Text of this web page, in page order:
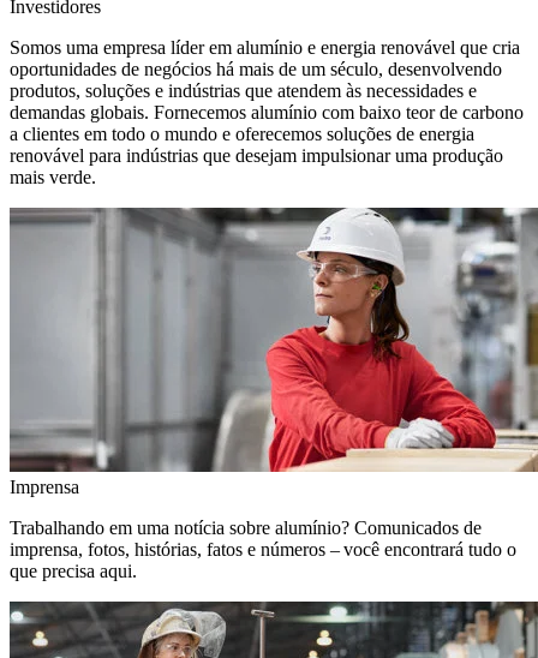
Investidores
Somos uma empresa líder em alumínio e energia renovável que cria
oportunidades de negócios há mais de um século, desenvolvendo
produtos, soluções e indústrias que atendem às necessidades e
demandas globais. Fornecemos alumínio com baixo teor de carbono
a clientes em todo o mundo e oferecemos soluções de energia
renovável para indústrias que desejam impulsionar uma produção
mais verde.
Imprensa
Trabalhando em uma notícia sobre alumínio? Comunicados de
imprensa, fotos, histórias, fatos e números – você encontrará tudo o
que precisa aqui.